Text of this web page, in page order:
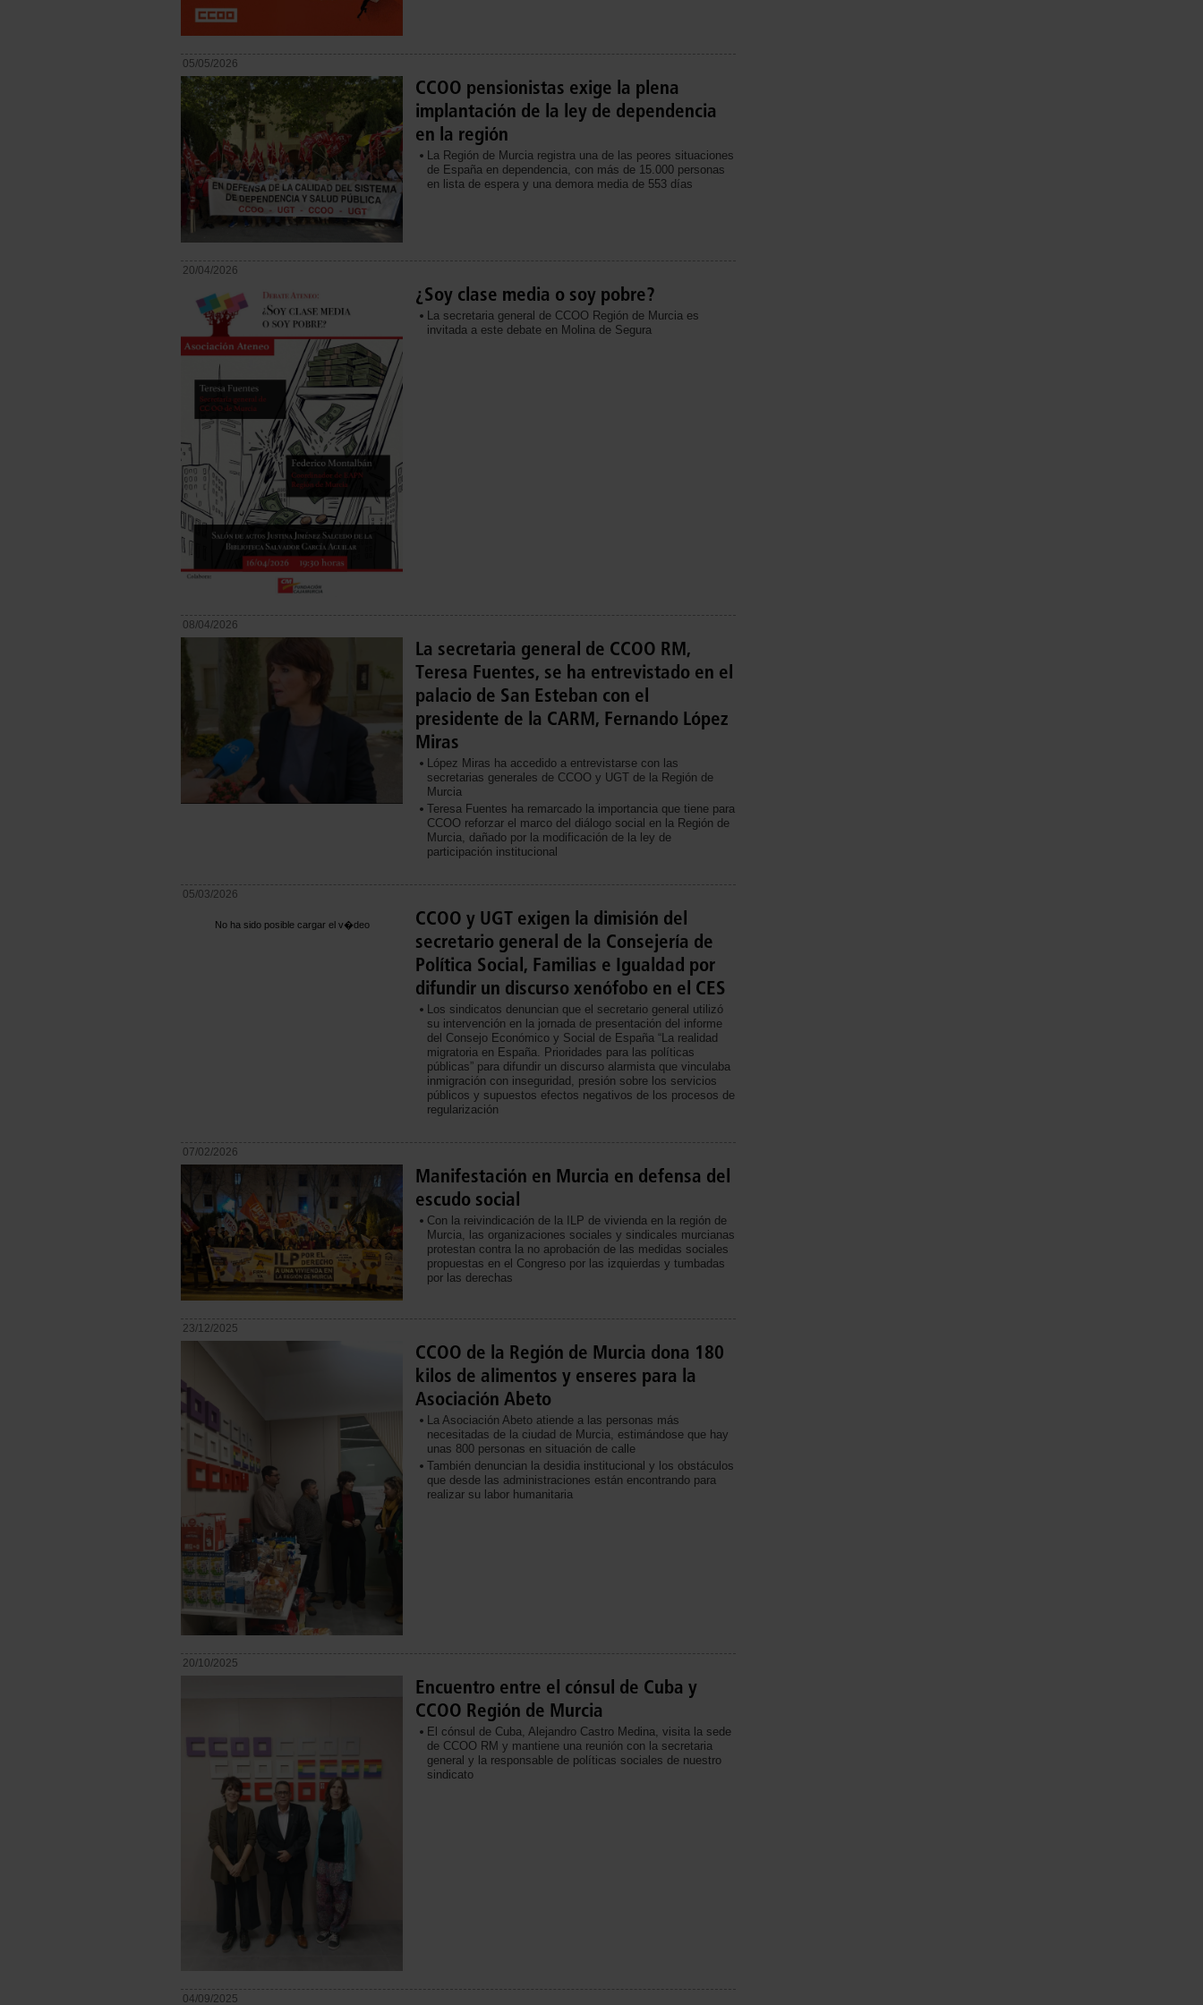
05/05/2026
CCOO pensionistas exige la plena
implantación de la ley de dependencia
en la región
La Región de Murcia registra una de las peores situaciones
de España en dependencia, con más de 15.000 personas
en lista de espera y una demora media de 553 días
20/04/2026
¿Soy clase media o soy pobre?
La secretaria general de CCOO Región de Murcia es
invitada a este debate en Molina de Segura
08/04/2026
La secretaria general de CCOO RM,
Teresa Fuentes, se ha entrevistado en el
palacio de San Esteban con el
presidente de la CARM, Fernando López
Miras
López Miras ha accedido a entrevistarse con las
secretarias generales de CCOO y UGT de la Región de
Murcia
Teresa Fuentes ha remarcado la importancia que tiene para
CCOO reforzar el marco del diálogo social en la Región de
Murcia, dañado por la modificación de la ley de
participación institucional
05/03/2026
No ha sido posible cargar el v�deo
CCOO y UGT exigen la dimisión del
secretario general de la Consejería de
Política Social, Familias e Igualdad por
difundir un discurso xenófobo en el CES
Los sindicatos denuncian que el secretario general utilizó
su intervención en la jornada de presentación del informe
del Consejo Económico y Social de España “La realidad
migratoria en España. Prioridades para las políticas
públicas” para difundir un discurso alarmista que vinculaba
inmigración con inseguridad, presión sobre los servicios
públicos y supuestos efectos negativos de los procesos de
regularización
07/02/2026
Manifestación en Murcia en defensa del
escudo social
Con la reivindicación de la ILP de vivienda en la región de
Murcia, las organizaciones sociales y sindicales murcianas
protestan contra la no aprobación de las medidas sociales
propuestas en el Congreso por las izquierdas y tumbadas
por las derechas
23/12/2025
CCOO de la Región de Murcia dona 180
kilos de alimentos y enseres para la
Asociación Abeto
La Asociación Abeto atiende a las personas más
necesitadas de la ciudad de Murcia, estimándose que hay
unas 800 personas en situación de calle
También denuncian la desidia institucional y los obstáculos
que desde las administraciones están encontrando para
realizar su labor humanitaria
20/10/2025
Encuentro entre el cónsul de Cuba y
CCOO Región de Murcia
El cónsul de Cuba, Alejandro Castro Medina, visita la sede
de CCOO RM y mantiene una reunión con la secretaria
general y la responsable de políticas sociales de nuestro
sindicato
04/09/2025